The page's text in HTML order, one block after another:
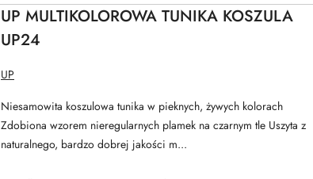
UP MULTIKOLOROWA TUNIKA KOSZULA
UP24
NAZWA
PRODUCENTA:
UP
Niesamowita koszulowa tunika w pieknych, żywych kolorach
Zdobiona wzorem nieregularnych plamek na czarnym tle Uszyta z
naturalnego, bardzo dobrej jakości m...